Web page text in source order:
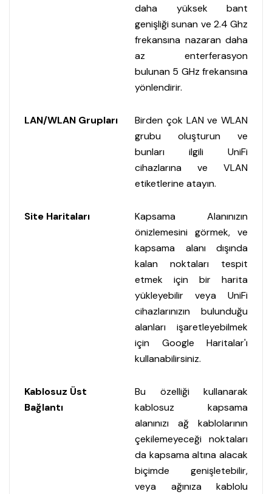
daha yüksek bant
genişliği sunan ve 2.4 Ghz
frekansına nazaran daha
az enterferasyon
bulunan 5 GHz frekansına
yönlendirir.
LAN/WLAN Grupları
Birden çok LAN ve WLAN
grubu oluşturun ve
bunları ilgili UniFi
cihazlarına ve VLAN
etiketlerine atayın.
Site Haritaları
Kapsama Alanınızın
önizlemesini görmek, ve
kapsama alanı dışında
kalan noktaları tespit
etmek için bir harita
yükleyebilir veya UniFi
cihazlarınızın bulunduğu
alanları işaretleyebilmek
için Google Haritalar'ı
kullanabilirsiniz.
Kablosuz Üst
Bağlantı
Bu özelliği kullanarak
kablosuz kapsama
alanınızı ağ kablolarının
çekilemeyeceği noktaları
da kapsama altına alacak
biçimde genişletebilir,
veya ağınıza kablolu